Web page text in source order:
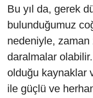
Bu yıl da, gerek
bulunduğumuz
nedeniyle,
daralmalar
olduğu kaynaklar
ile güçlü ve